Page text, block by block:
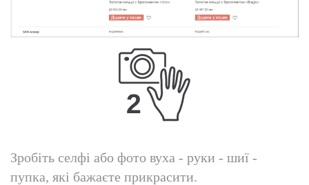
Зробіть селфі або фото вуха - руки - шиї -
пупка, які бажаєте прикрасити.